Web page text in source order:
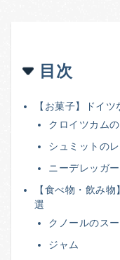
目次
【お菓子】ドイ
クロイツカム
シュミットの
ニーデレッガ
【食べ物・飲み
選
クノールのス
ジャム